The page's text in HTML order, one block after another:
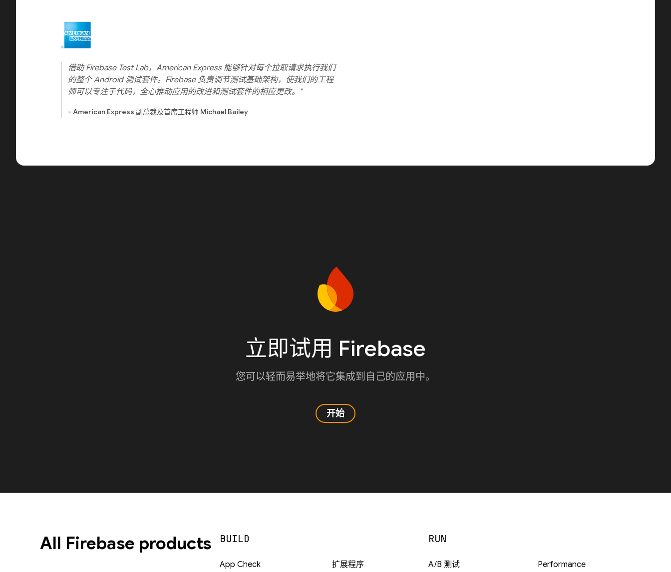
借助 Firebase Test Lab，American Express 能够针对每个拉取请求执行我们
的整个 Android 测试套件。Firebase 负责调节测试基础架构，使我们的工程
师可以专注于代码，全心推动应用的改进和测试套件的相应更改。"
- American Express 副总裁及首席工程师 Michael Bailey
立即试用 Firebase
您可以轻而易举地将它集成到自己的应用中。
开始
All Firebase products BUILD
App Check 扩展程序
RUN
A/B 测试
Performance